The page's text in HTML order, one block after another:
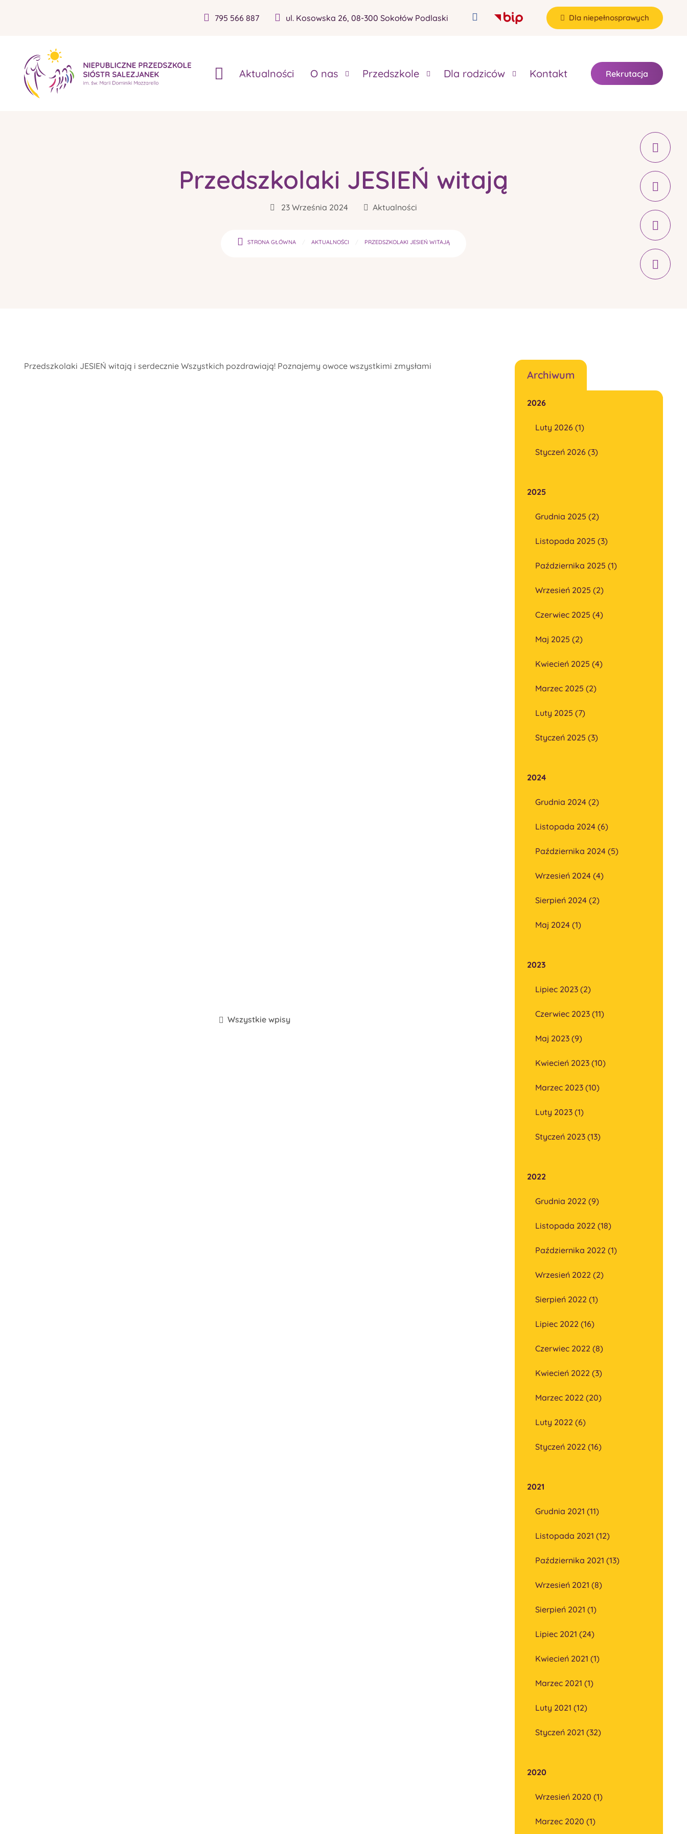
795 566 887 ul. Kosowska 26, 08-300 Sokołów Podlaski Dla niepełnosprawych
Aktualności O nas Przedszkole Dla rodziców Kontakt Rekrutacja
Przedszkolaki JESIEŃ witają
23 Września 2024 Aktualności
STRONA GŁÓWNA AKTUALNOŚCI PRZEDSZKOLAKI JESIEŃ WITAJĄ
Przedszkolaki JESIEŃ witają i serdecznie Wszystkich pozdrawiają! Poznajemy owoce wszystkimi zmysłami
Wszystkie wpisy
Archiwum
2026
Luty 2026 (1)
Styczeń 2026 (3)
2025
Grudnia 2025 (2)
Listopada 2025 (3)
Października 2025 (1)
Wrzesień 2025 (2)
Czerwiec 2025 (4)
Maj 2025 (2)
Kwiecień 2025 (4)
Marzec 2025 (2)
Luty 2025 (7)
Styczeń 2025 (3)
2024
Grudnia 2024 (2)
Listopada 2024 (6)
Października 2024 (5)
Wrzesień 2024 (4)
Sierpień 2024 (2)
Maj 2024 (1)
2023
Lipiec 2023 (2)
Czerwiec 2023 (11)
Maj 2023 (9)
Kwiecień 2023 (10)
Marzec 2023 (10)
Luty 2023 (1)
Styczeń 2023 (13)
2022
Grudnia 2022 (9)
Listopada 2022 (18)
Października 2022 (1)
Wrzesień 2022 (2)
Sierpień 2022 (1)
Lipiec 2022 (16)
Czerwiec 2022 (8)
Kwiecień 2022 (3)
Marzec 2022 (20)
Luty 2022 (6)
Styczeń 2022 (16)
2021
Grudnia 2021 (11)
Listopada 2021 (12)
Października 2021 (13)
Wrzesień 2021 (8)
Sierpień 2021 (1)
Lipiec 2021 (24)
Kwiecień 2021 (1)
Marzec 2021 (1)
Luty 2021 (12)
Styczeń 2021 (32)
2020
Wrzesień 2020 (1)
Marzec 2020 (1)